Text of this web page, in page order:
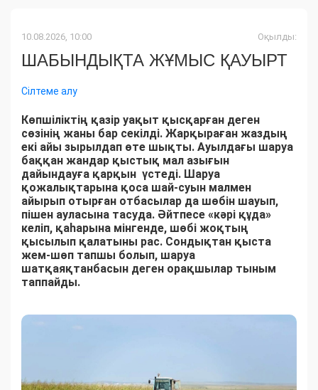
10.08.2026, 10:00 Оқылды:
ШАБЫНДЫҚТА ЖҰМЫС ҚАУЫРТ
Сілтеме алу
Көпшіліктің қазір уақыт қысқарған деген
сөзінің жаны бар секілді. Жарқыраған жаздың
екі айы зырылдап өте шықты. Ауылдағы шаруа
баққан жандар қыстық мал азығын
дайындауға қарқын үстеді. Шаруа
қожалықтарына қоса шай-суын малмен
айырып отырған отбасылар да шөбін шауып,
пішен ауласына тасуда. Әйтпесе «кәрі құда»
келіп, қаһарына мінгенде, шөбі жоқтың
қысылып қалатыны рас. Сондықтан қыста
жем-шөп тапшы болып, шаруа
шатқаяқтанбасын деген орақшылар тыным
таппайды.